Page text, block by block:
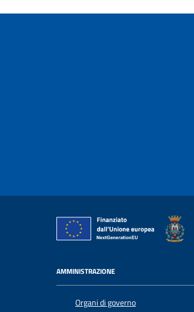
AMMINISTRAZIONE
Organi di governo